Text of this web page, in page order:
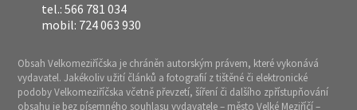
tel.: 566 781 034
mobil: 724 063 930
Obsah Velkomeziříčska je chráněn autorským právem, které vykonává
vydavatel. Jakékoliv užití článků a fotografií z tištěné či elektronické
podoby Velkomeziříčska včetně převzetí, šíření či dalšího zpřístupňování
obsahu je bez písemného souhlasu vydavatele – město Velké Meziříčí –